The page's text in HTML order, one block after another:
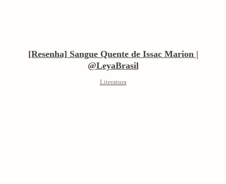
[Resenha] Sangue Quente de Issac Marion |
@LeyaBrasil
Literatura